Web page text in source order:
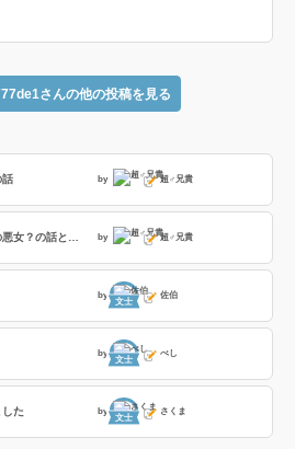
さんの他の投稿を見る
話 by 超♂兄貴
by 超♂兄貴
by
文士
佐伯
by
文士
べし
た by
文士
さくま